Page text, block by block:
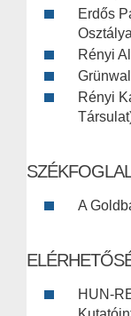
Erdős
Rényi
Rényi
A
HUN-